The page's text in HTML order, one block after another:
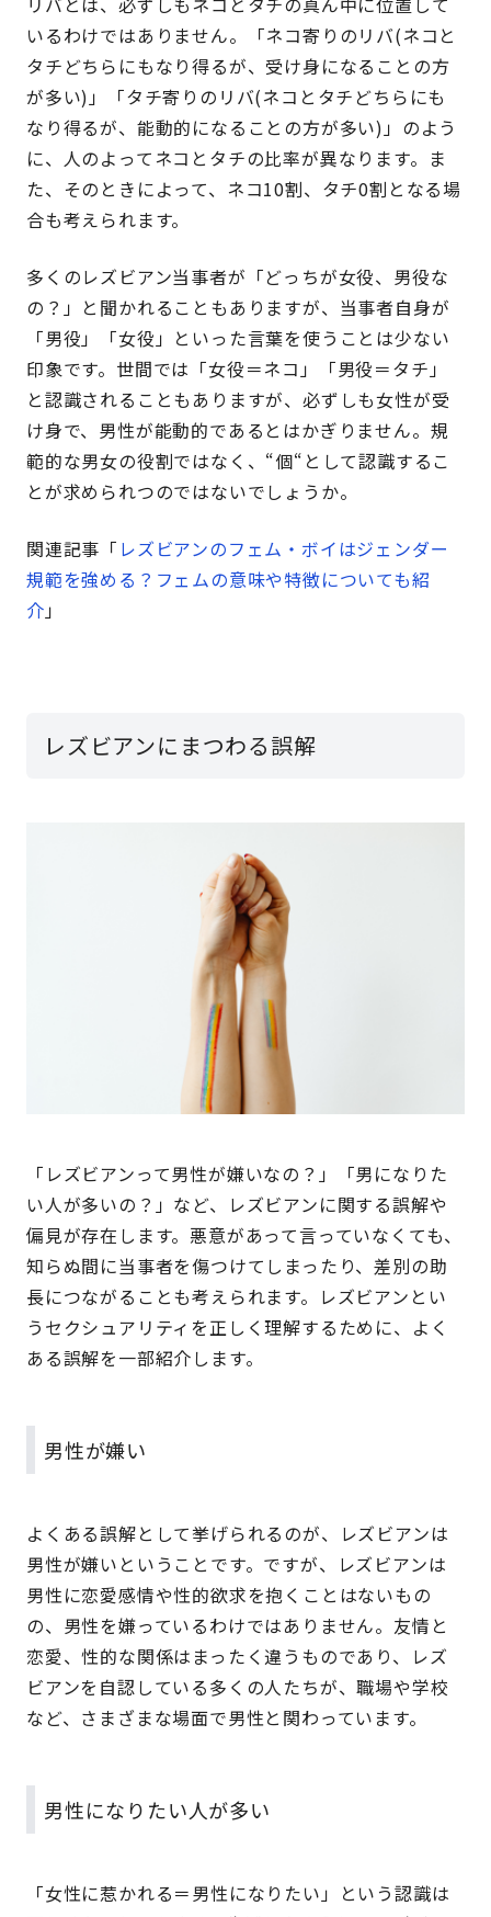
いるわけではありません。「ネコ寄りのリバ(ネコと
タチどちらにもなり得るが、受け身になることの方
が多い)」「タチ寄りのリバ(ネコとタチどちらにも
なり得るが、能動的になることの方が多い)」のよう
に、人のよってネコとタチの比率が異なります。ま
た、そのときによって、ネコ10割、タチ0割となる場
合も考えられます。
多くのレズビアン当事者が「どっちが女役、男役な
の？」と聞かれることもありますが、当事者自身が
「男役」「女役」といった言葉を使うことは少ない
印象です。世間では「女役＝ネコ」「男役＝タチ」
と認識されることもありますが、必ずしも女性が受
け身で、男性が能動的であるとはかぎりません。規
範的な男女の役割ではなく、“個“として認識するこ
とが求められつのではないでしょうか。
関連記事「 レズビアンのフェム・ボイはジェンダー
規範を強める？フェムの意味や特徴についても紹
介」
レズビアンにまつわる誤解
「レズビアンって男性が嫌いなの？」「男になりた
い人が多いの？」など、レズビアンに関する誤解や
偏見が存在します。悪意があって言っていなくても、
知らぬ間に当事者を傷つけてしまったり、差別の助
長につながることも考えられます。レズビアンとい
うセクシュアリティを正しく理解するために、よく
ある誤解を一部紹介します。
男性が嫌い
よくある誤解として挙げられるのが、レズビアンは
男性が嫌いということです。ですが、レズビアンは
男性に恋愛感情や性的欲求を抱くことはないもの
の、男性を嫌っているわけではありません。友情と
恋愛、性的な関係はまったく違うものであり、レズ
ビアンを自認している多くの人たちが、職場や学校
など、さまざまな場面で男性と関わっています。
男性になりたい人が多い
「女性に惹かれる＝男性になりたい」という認識は